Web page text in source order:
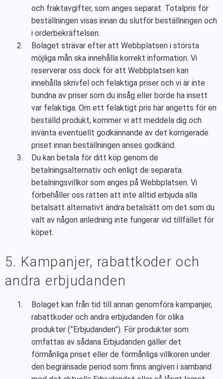
och fraktavgifter, som anges separat. Totalpris för
beställningen visas innan du slutför beställningen och
i orderbekräftelsen.
Bolaget strävar efter att Webbplatsen i största
möjliga mån ska innehålla korrekt information. Vi
reserverar oss dock för att Webbplatsen kan
innehålla skrivfel och felaktiga priser och vi är inte
bundna av priser som du insåg eller borde ha insett
var felaktiga. Om ett felaktigt pris har angetts för en
beställd produkt, kommer vi att meddela dig och
invänta eventuellt godkännande av det korrigerade
priset innan beställningen anses godkänd.
Du kan betala för ditt köp genom de
betalningsalternativ och enligt de separata
betalningsvillkor som anges på Webbplatsen. Vi
förbehåller oss rätten att inte alltid erbjuda alla
betalsätt alternativt ändra betalsätt om det som du
valt av någon anledning inte fungerar vid tillfället för
köpet.
5. Kampanjer, rabattkoder och
andra erbjudanden
Bolaget kan från tid till annan genomföra kampanjer,
rabattkoder och andra erbjudanden för olika
produkter (”Erbjudanden”). För produkter som
omfattas av sådana Erbjudanden gäller det
förmånliga priset eller de förmånliga villkoren under
den begränsade period som finns angiven i samband